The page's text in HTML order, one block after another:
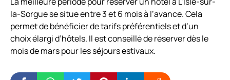
la-Sorgue se situe entre 3 et 6 mois à l’avance. Cela
permet de bénéficier de tarifs préférentiels et d’un
choix élargi d’hôtels. Il est conseillé de réserver dès le
mois de mars pour les séjours estivaux.